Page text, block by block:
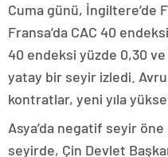
Cuma günü, İngiltere’de
Fransa’da CAC 40
40 endeksi yüzde 0,30 ve
yatay bir seyir izledi.
kontratlar, yeni yıla
Asya’da negatif seyir
seyirde, Çin Devlet